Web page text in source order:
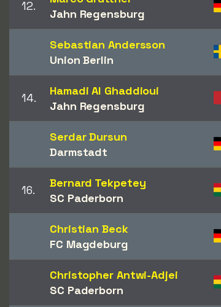
12.
Jahn Regensburg
Sebastian Andersson
Union Berlin
14.
Hamadi Al Ghaddioui
Jahn Regensburg
Serdar Dursun
Darmstadt
16.
Bernard Tekpetey
SC Paderborn
Christian Beck
FC Magdeburg
Christopher Antwi-Adjei
SC Paderborn